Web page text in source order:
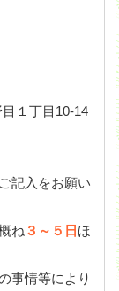
目１丁目10-14
記入をお願い
ね ３～５日ほ
事情等により